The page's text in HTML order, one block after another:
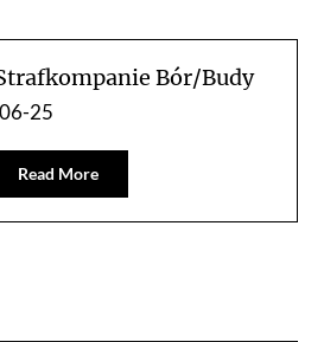
Bór/Budy
25
Read More